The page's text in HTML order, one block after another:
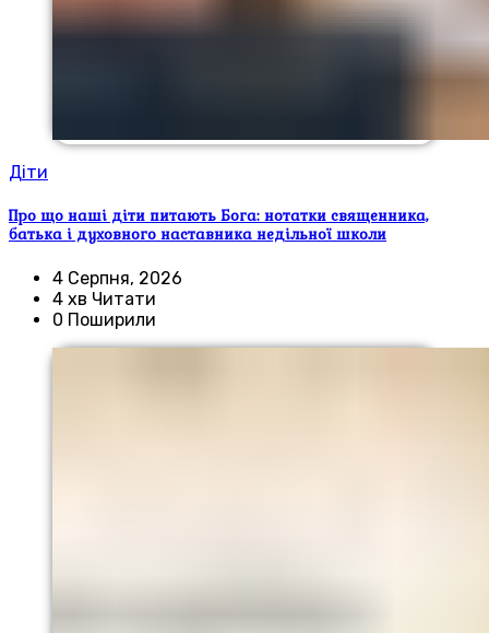
Діти
Про що наші діти питають Бога: нотатки священника,
батька і духовного наставника недільної школи
4 Серпня, 2026
4 хв Читати
0 Поширили